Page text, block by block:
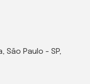
São Paulo - SP,